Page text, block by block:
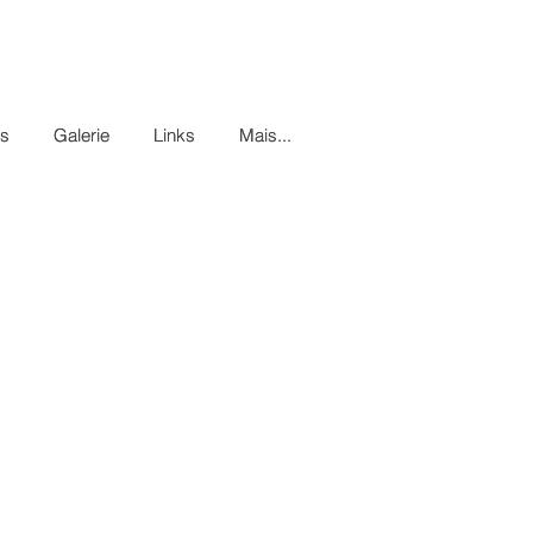
Galerie Links Mais...
Galerie Links Mais...